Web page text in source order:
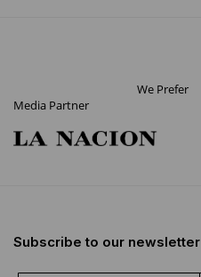
We Prefer
Media Partner
Subscribe to our newsletter